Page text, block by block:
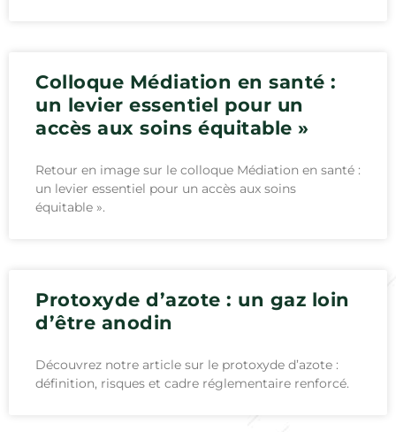
Colloque Médiation en santé :
un levier essentiel pour un
accès aux soins équitable »
Retour en image sur le colloque Médiation en santé :
un levier essentiel pour un accès aux soins
équitable ».
Protoxyde d’azote : un gaz loin
d’être anodin
Découvrez notre article sur le protoxyde d’azote :
définition, risques et cadre réglementaire renforcé.